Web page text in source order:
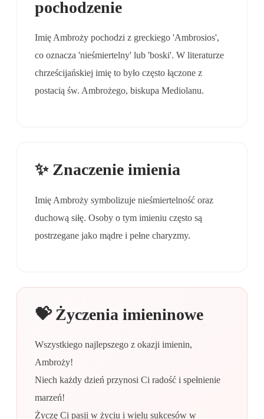
pochodzenie
Imię Ambroży pochodzi z greckiego 'Ambrosios',
co oznacza 'nieśmiertelny' lub 'boski'. W literaturze
chrześcijańskiej imię to było często łączone z
postacią św. Ambrożego, biskupa Mediolanu.
✨ Znaczenie imienia
Imię Ambroży symbolizuje nieśmiertelność oraz
duchową siłę. Osoby o tym imieniu często są
postrzegane jako mądre i pełne charyzmy.
💝 Życzenia imieninowe
Wszystkiego najlepszego z okazji imienin,
Ambroży!
Niech każdy dzień przynosi Ci radość i spełnienie
marzeń!
Życzę Ci pasji w życiu i wielu sukcesów w